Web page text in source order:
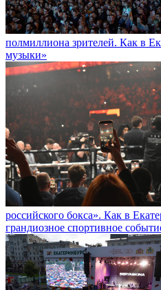
полмиллиона зрителей. Как в
музыки»
российского бокса». Как в
грандиозное спортивное